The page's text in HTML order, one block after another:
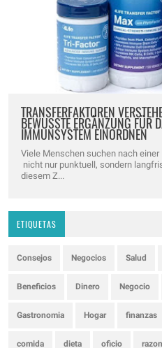
TRANSFERFAKTOREN
BEWUSSTE ERGÄNZUNG FÜR
IMMUNSYSTEM EINORDNEN
Viele Menschen suchen nach
nicht nur punktuell, sondern
diesem Z...
ETIQUETAS
Consejos Negocios Salud
Beneficios Dinero Negocio
Gastronomia Hogar finanzas
comida dieta oficio